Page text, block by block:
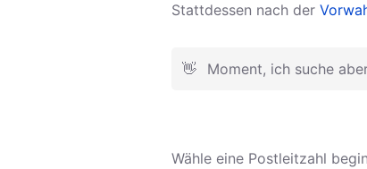
Stattdessen nach der
👋 Moment, ich suche
Wähle eine Postleitzahl